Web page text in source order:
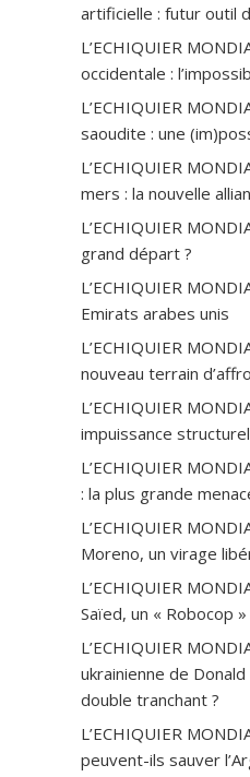
artificielle : futur outil
L’ECHIQUIER
occidentale :
L’ECHIQUIER
saoudite : une
L’ECHIQUIER
mers : la nouvelle
L’ECHIQUIER
grand départ ?
L’ECHIQUIER
Emirats arabes unis
L’ECHIQUIER
nouveau terrain
L’ECHIQUIER
impuissance
L’ECHIQUIER
: la plus grande
L’ECHIQUIER
Moreno, un virage
L’ECHIQUIER
Saïed, un « Robocop
L’ECHIQUIER
ukrainienne de
double tranchant ?
L’ECHIQUIER
peuvent-ils sauver